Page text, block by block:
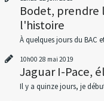
Bodet, prendre
l'histoire
À quelques jours du BAC
10h00 28 mai 2019
Jaguar I-Pace,
Il y a quinze jours, je